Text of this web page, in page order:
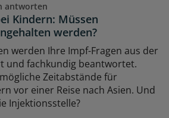
antworten
Kindern: Müssen
werden?
werden Ihre Impf-Fragen aus der
und fachkundig beantwortet.
Zeitabstände für
vor einer Reise nach Asien. Und
Injektionsstelle?